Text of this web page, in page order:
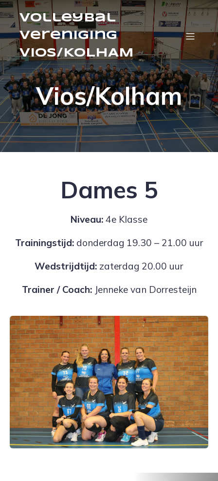
volleybal
vereniging
VIOS/KOLHAM
Vios/Kolham
Dames 5
Niveau: 4e Klasse
Trainingstijd:donderdag 19.30 – 21.00 uur
Wedstrijdtijd: zaterdag 20.00 uur
Trainer / Coach:Jenneke van Dorresteijn